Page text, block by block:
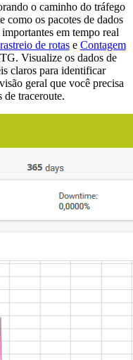
o caminho do tráfego
como os pacotes de dados
em tempo real
de rotase Contagem
Visualize os dados de
claros para identificar
geral que você precisa
de traceroute.